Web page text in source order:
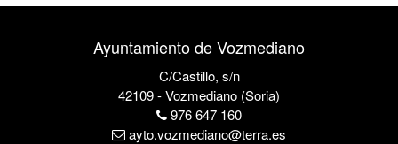
Ayuntamiento de Vozmediano
C/Castillo, s/n
42109 - Vozmediano (Soria)
976 647 160
ayto.vozmediano@terra.es